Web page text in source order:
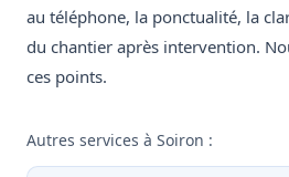
au téléphone, la ponctualité, la
du chantier après intervention.
ces points.
Autres services à Soiron :